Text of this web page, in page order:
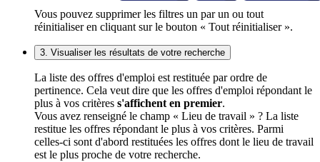
Vous pouvez supprimer les filtres un par un ou tout
réinitialiser en cliquant sur le bouton « Tout réinitialiser ».
3. Visualiser les résultats de votre recherche
La liste des offres d'emploi est restituée par ordre de
pertinence. Cela veut dire que les offres d'emploi répondant le
plus à vos critères s'affichent en premier.
Vous avez renseigné le champ « Lieu de travail » ? La liste
restitue les offres répondant le plus à vos critères. Parmi
celles-ci sont d'abord restituées les offres dont le lieu de travail
est le plus proche de votre recherche.